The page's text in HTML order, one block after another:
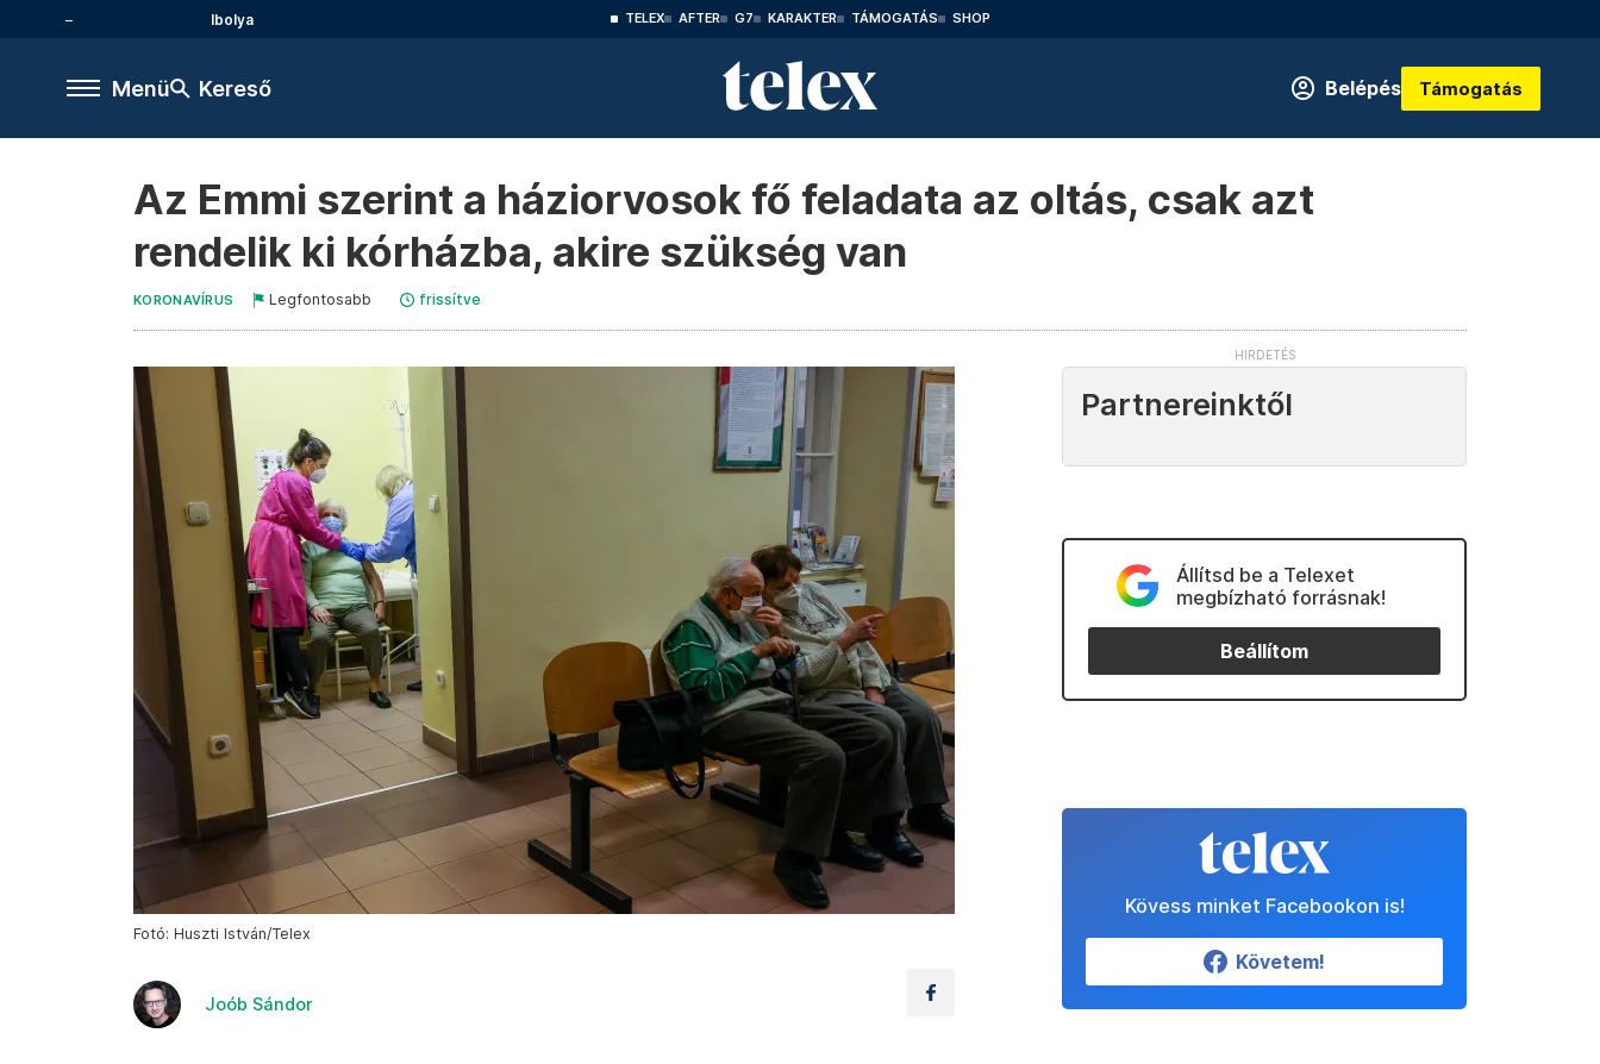
Ibolya TELEX AFTER G7 KARAKTER TÁMOGATÁS SHOP
Menü Kereső Belépés Támogatás
Az Emmi szerint a háziorvosok fő feladata az oltás, csak azt
rendelik ki kórházba, akire szükség van
KORONAVÍRUS Legfontosabb frissítve
Fotó: Huszti István/Telex
Joób Sándor
Partnereinktől
Állítsd be a Telexet
megbízható forrásnak!
Beállítom
Kövess minket Facebookon is!
Követem!